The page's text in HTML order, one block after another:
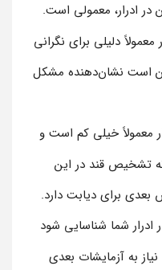
ادرار، معمولی است.
دلیلی برای نگرانی
است نشان‌دهنده مشکل
معمولاً خیلی کم است و
تشخیص قند در این
بعدی برای دیابت دارد.
ادرار شما شناسایی شود
به آزمایشات بعدی